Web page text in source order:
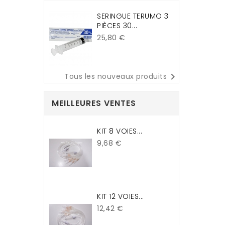
SERINGUE TERUMO 3
PIÈCES 30...
Prix
25,80 €
Tous les nouveaux produits 
MEILLEURES VENTES
KIT 8 VOIES...
Prix
9,68 €
KIT 12 VOIES...
Prix
12,42 €